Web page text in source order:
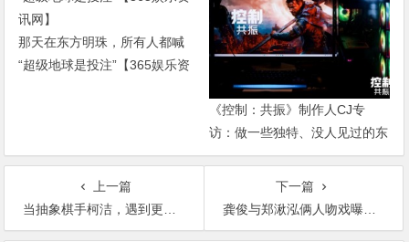
那天在东方明珠，所有人都喊
“超级地球是投注”【365娱乐资
《控制：共振》制作人CJ专
访：做一些独特、没人见过的东
西【365娱乐资讯网】
上一篇
当抽象棋手柯洁，遇到更抽象的韩国围棋对决【365娱乐资讯网】
下一篇
龚俊与郑湫泓俩人吻戏曝光 网友直呼很甜蜜【365娱乐资讯网】